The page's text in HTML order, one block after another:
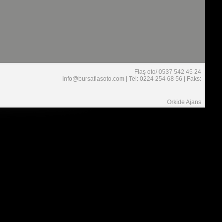
Flaş oto/ 0537 542 45 24
info@bursaflasoto.com | Tel: 0224 254 68 56 | Faks:
Orkide Ajans